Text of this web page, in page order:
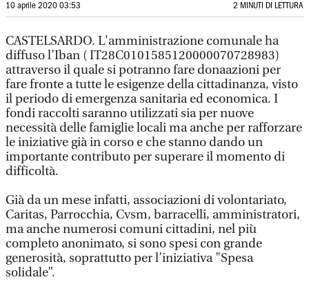
10 aprile 2020 03:53 2 MINUTI DI LETTURA
CASTELSARDO. L'amministrazione comunale ha
diffuso l’Iban ( IT28C0101585120000070728983)
attraverso il quale si potranno fare donaazioni per
fare fronte a tutte le esigenze della cittadinanza, visto
il periodo di emergenza sanitaria ed economica. I
fondi raccolti saranno utilizzati sia per nuove
necessità delle famiglie locali ma anche per rafforzare
le iniziative già in corso e che stanno dando un
importante contributo per superare il momento di
difficoltà.
Già da un mese infatti, associazioni di volontariato,
Caritas, Parrocchia, Cvsm, barracelli, amministratori,
ma anche numerosi comuni cittadini, nel più
completo anonimato, si sono spesi con grande
generosità, soprattutto per l’iniziativa "Spesa
solidale”.